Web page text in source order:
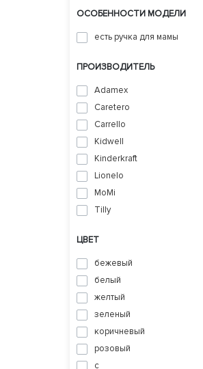
ОСОБЕННОСТИ МОДЕЛИ
есть ручка для мамы
ПРОИЗВОДИТЕЛЬ
Adamex
Caretero
Carrello
Kidwell
Kinderkraft
Lionelo
MoMi
Tilly
ЦВЕТ
бежевый
белый
желтый
зеленый
коричневый
розовый
с